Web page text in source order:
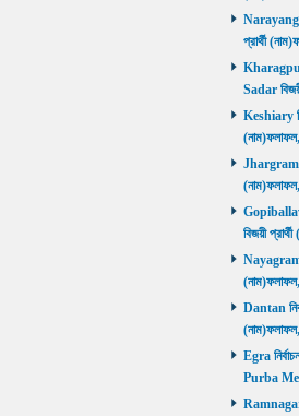
প্রার্থী
Kharagpur
Sadar
Keshiary
Jhargram
বিজয়ী
Nayagram
Dantan
Egra
Purba
Ramnagar